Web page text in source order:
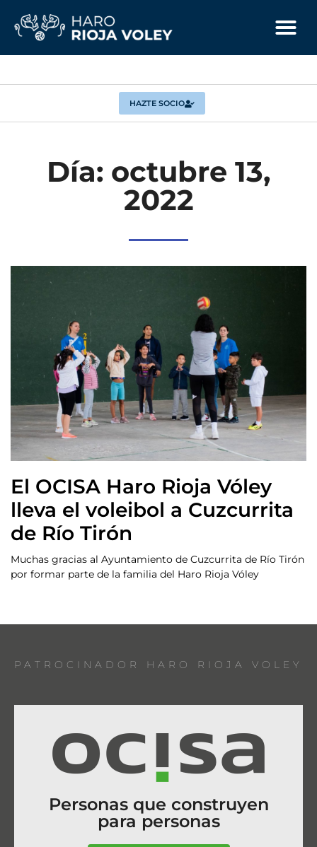
HAZTE SOCIO
Día: octubre 13,
2022
El OCISA Haro Rioja Vóley
lleva el voleibol a Cuzcurrita
de Río Tirón
Muchas gracias al Ayuntamiento de Cuzcurrita de Río Tirón
por formar parte de la familia del Haro Rioja Vóley
PATROCINADOR HARO RIOJA VOLEY
Personas que construyen
para personas